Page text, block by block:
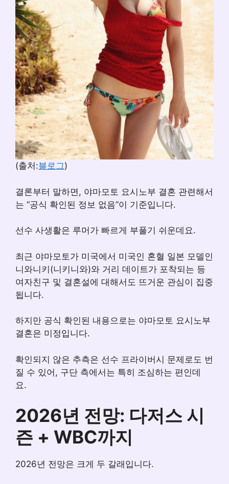
(출처:블로그)
결론부터 말하면, 야마모토 요시노부 결혼 관련해서
는 “공식 확인된 정보 없음”이 기준입니다.
선수 사생활은 루머가 빠르게 부풀기 쉬운데요.
최근 야마모토가 미국에서 미국인 혼혈 일본 모델인
니와니키(니키니와)와 거리 데이트가 포착되는 등
여자친구 및 결혼설에 대해서도 뜨거운 관심이 집중
됩니다.
하지만 공식 확인된 내용으로는 야마모토 요시노부
결혼은 미정입니다.
확인되지 않은 추측은 선수 프라이버시 문제로도 번
질 수 있어, 구단 측에서는 특히 조심하는 편인데
요.
2026년 전망: 다저스 시
즌 + WBC까지
2026년 전망은 크게 두 갈래입니다.